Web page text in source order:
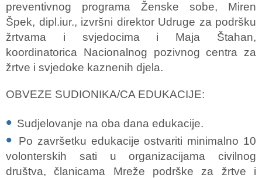
preventivnog programa Ženske sobe, Miren
Špek, dipl.iur., izvršni direktor Udruge za podršku
žrtvama i svjedocima i Maja Štahan,
koordinatorica Nacionalnog pozivnog centra za
žrtve i svjedoke kaznenih djela.
OBVEZE SUDIONIKA/CA EDUKACIJE:
Sudjelovanje na oba dana edukacije.
Po završetku edukacije ostvariti minimalno 10
volonterskih sati u organizacijama civilnog
društva, članicama Mreže podrške za žrtve i